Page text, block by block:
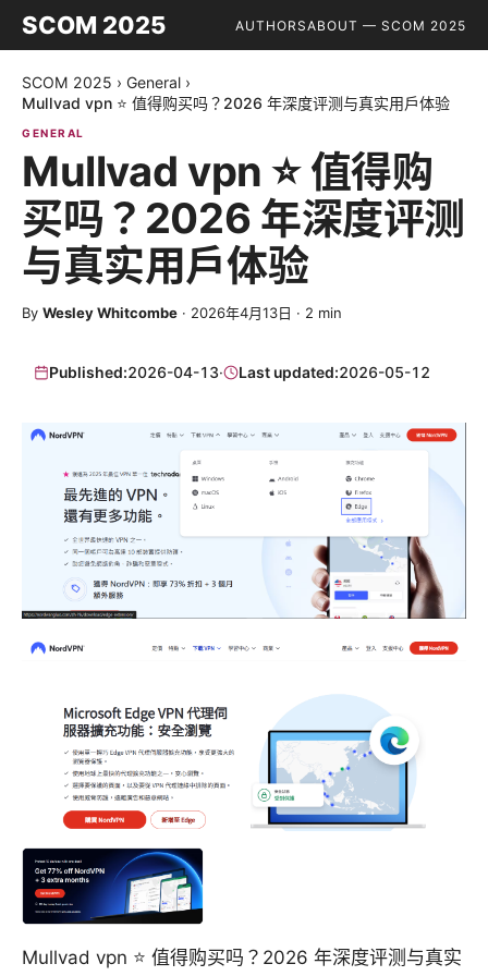
SCOM 2025 AUTHORSABOUT — SCOM 2025
SCOM 2025 › General ›
Mullvad vpn ⭐ 值得购买吗？2026 年深度评测与真实用户体验
GENERAL
Mullvad vpn ⭐ 值得购
买吗？2026 年深度评测
与真实用户体验
By Wesley Whitcombe · 2026年4月13日 · 2 min
Published:2026-04-13· Last updated:2026-05-12
Mullvad vpn ⭐ 值得购买吗？2026 年深度评测与真实